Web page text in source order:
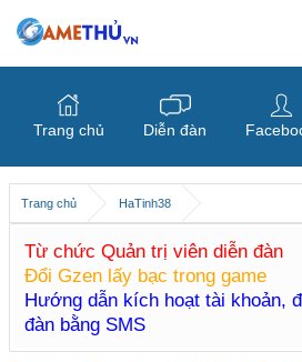
Trang chủ HaTinh38
Từ chức Quản trị viên diễn đàn
Đổi Gzen lấy bạc trong game
Hướng dẫn kích hoạt tài khoản,
đàn bằng SMS
Trang chủ Diễn đàn